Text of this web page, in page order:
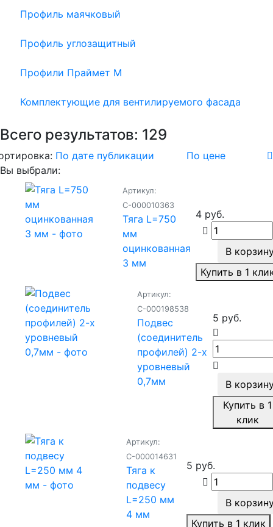
Профиль маячковый
Профиль углозащитный
Профили Праймет М
Комплектующие для вентилируемого фасада
Всего результатов: 129
По дате публикации
По цене
Вы выбрали:
Артикул:
С-000010363
Тяга L=750
мм
оцинкованная
3 мм
4 руб.
В
Купить в 1
Артикул:
С-000198538
Подвес
(соединитель
профилей) 2-х
уровневый
0,7мм
5 руб.
В
Купить в 1
клик
Артикул:
С-000014631
Тяга к
подвесу
L=250 мм
4 мм
5 руб.
В
Купить в 1 клик